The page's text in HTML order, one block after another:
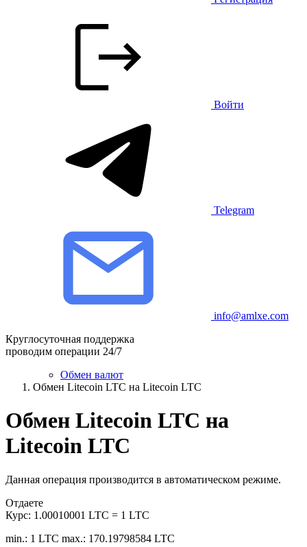
Войти
Telegram
info@amlxe.com
Круглосуточная поддержка
проводим операции 24/7
Обмен валют
Обмен Litecoin LTC на Litecoin LTC
Обмен Litecoin LTC на
Litecoin LTC
Данная операция производится в автоматическом режиме.
Отдаете
Курс: 1.00010001 LTC = 1 LTC
min.: 1 LTC max.: 170.19798584 LTC